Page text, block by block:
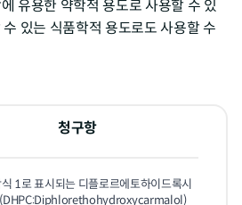
유용한 약학적 용도로 사용할 수 있
있는 식품학적 용도로도 사용할 수
청구항
1로 표시되는 디플로르에토하이드록시
(DHPC:Diphlorethohydroxycarmalol)